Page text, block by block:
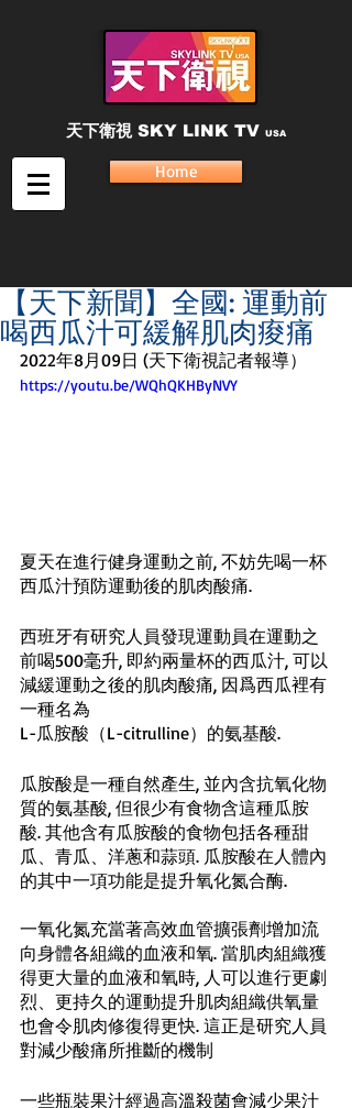
天下衛視 SKY LINK TV USA
Home
【天下新聞】全國: 運動前
喝西瓜汁可緩解肌肉痠痛
2022年8月09日 (天下衛視記者報導）
https://youtu.be/WQhQKHByNVY
夏天在進行健身運動之前, 不妨先喝一杯
西瓜汁預防運動後的肌肉酸痛.
西班牙有研究人員發現運動員在運動之
前喝500毫升, 即約兩量杯的西瓜汁, 可以
減緩運動之後的肌肉酸痛, 因爲西瓜裡有
一種名為
L-瓜胺酸（L-citrulline）的氨基酸.
瓜胺酸是一種自然產生, 並內含抗氧化物
質的氨基酸, 但很少有食物含這種瓜胺
酸. 其他含有瓜胺酸的食物包括各種甜
瓜、青瓜、洋蔥和蒜頭. 瓜胺酸在人體內
的其中一項功能是提升氧化氮合酶.
一氧化氮充當著高效血管擴張劑增加流
向身體各組織的血液和氧. 當肌肉組織獲
得更大量的血液和氧時, 人可以進行更劇
烈、更持久的運動提升肌肉組織供氧量
也會令肌肉修復得更快. 這正是研究人員
對減少酸痛所推斷的機制
一些瓶裝果汁經過高溫殺菌會減少果汁